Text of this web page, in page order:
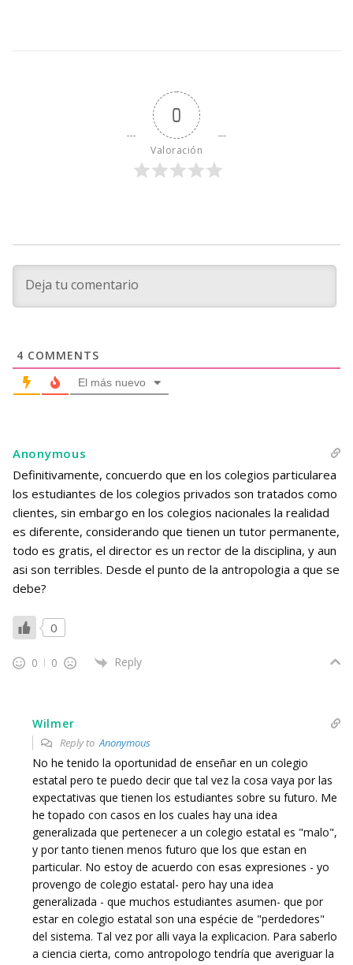
0
Valoración
4 COMMENTS
El más nuevo
Anonymous
Definitivamente, concuerdo que en los colegios particularea
los estudiantes de los colegios privados son tratados como
clientes, sin embargo en los colegios nacionales la realidad
es diferente, considerando que tienen un tutor permanente,
todo es gratis, el director es un rector de la disciplina, y aun
asi son terribles. Desde el punto de la antropologia a que se
debe?
0
0 0 Reply
Wilmer
Reply toAnonymous
No he tenido la oportunidad de enseñar en un colegio
estatal pero te puedo decir que tal vez la cosa vaya por las
expectativas que tienen los estudiantes sobre su futuro. Me
he topado con casos en los cuales hay una idea
generalizada que pertenecer a un colegio estatal es "malo",
y por tanto tienen menos futuro que los que estan en
particular. No estoy de acuerdo con esas expresiones - yo
provengo de colegio estatal- pero hay una idea
generalizada - que muchos estudiantes asumen- que por
estar en colegio estatal son una espécie de "perdedores"
del sistema. Tal vez por alli vaya la explicacion. Para saberlo
a ciencia cierta, como antropologo tendría que averiguar la